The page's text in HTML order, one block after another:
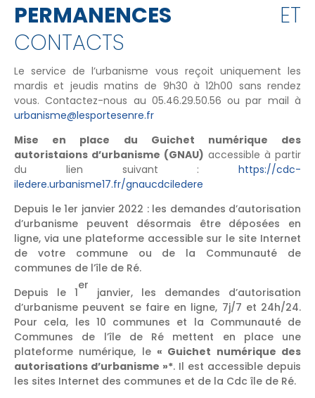
PERMANENCES ET
CONTACTS
Le service de l’urbanisme vous reçoit uniquement les
mardis et jeudis matins de 9h30 à 12h00 sans rendez
vous. Contactez-nous au 05.46.29.50.56 ou par mail à
urbanisme@lesportesenre.fr
Mise en place du Guichet numérique des
autoristaions d’urbanisme (GNAU) accessible à partir
du lien suivant : https://cdc-
iledere.urbanisme17.fr/gnaucdciledere
Depuis le 1er janvier 2022 : les demandes d’autorisation
d’urbanisme peuvent désormais être déposées en
ligne, via une plateforme accessible sur le site Internet
de votre commune ou de la Communauté de
communes de l’île de Ré.
Depuis le 1
er
janvier, les demandes d’autorisation
d’urbanisme peuvent se faire en ligne, 7j/7 et 24h/24.
Pour cela, les 10 communes et la Communauté de
Communes de l’île de Ré mettent en place une
plateforme numérique, le « Guichet numérique des
autorisations d’urbanisme »*. Il est accessible depuis
les sites Internet des communes et de la Cdc île de Ré.